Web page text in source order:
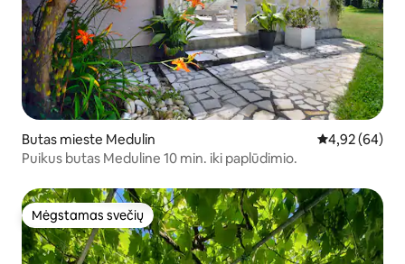
Butas mieste Medulin Vidutinis
4,92 (64)
Puikus butas Meduline 10 min. iki paplūdimio.
Mėgstamas svečių
Mėgstamas svečių